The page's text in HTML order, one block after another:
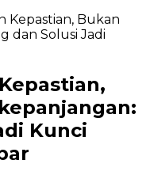
Kepastian, Bukan
dan Solusi Jadi
Kunci